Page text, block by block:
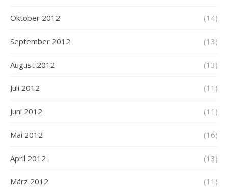
Oktober 2012 (14)
September 2012 (13)
August 2012 (13)
Juli 2012 (11)
Juni 2012 (11)
Mai 2012 (16)
April 2012 (13)
März 2012 (11)